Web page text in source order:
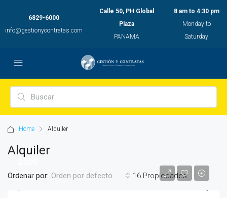
6829-6000
info@gestionycontratas.com
Calle 50, PH Global
Plaza
PANAMA
8 am to 4:30 pm
Monday to
Saturday
Home Alquiler
Alquiler
16 Propiedades
Ordenar por: Orden por defecto
$450